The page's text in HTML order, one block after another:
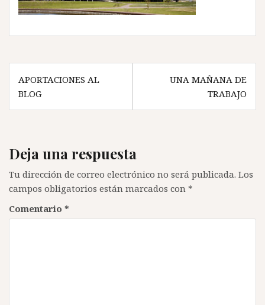
Navegación
de
entradas
APORTACIONES AL
BLOG
UNA MAÑANA DE
TRABAJO
Deja una respuesta
Tu dirección de correo electrónico no será publicada. Los
campos obligatorios están marcados con *
Comentario *